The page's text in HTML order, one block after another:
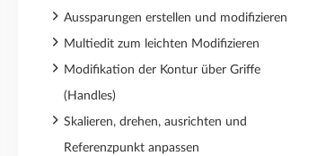
Aussparungen erstellen und modifizieren
Multiedit zum leichten Modifizieren
Modifikation der Kontur über Griffe
(Handles)
Skalieren, drehen, ausrichten und
Referenzpunkt anpassen